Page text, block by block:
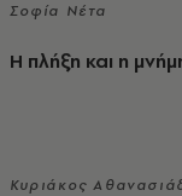
Σοφία Νέτα
Η πλήξη και η
Κυριάκος